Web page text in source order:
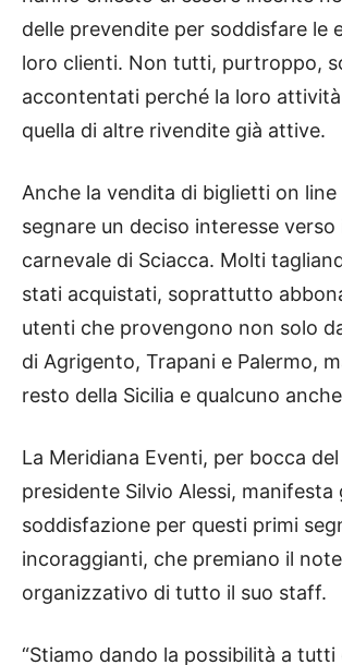
delle prevendite per soddisfare le
loro clienti. Non tutti, purtroppo,
accontentati perché la loro
quella di altre rivendite già attive.
Anche la vendita di biglietti on
segnare un deciso interesse
carnevale di Sciacca. Molti
stati acquistati, soprattutto
utenti che provengono non solo
di Agrigento, Trapani e Palermo,
resto della Sicilia e qualcuno anche
La Meridiana Eventi, per bocca del
presidente Silvio Alessi, manifesta
soddisfazione per questi primi
incoraggianti, che premiano il
organizzativo di tutto il suo staff.
“Stiamo dando la possibilità a